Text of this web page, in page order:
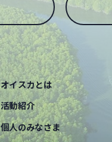
オイスカとは
活動紹介
個人のみなさま